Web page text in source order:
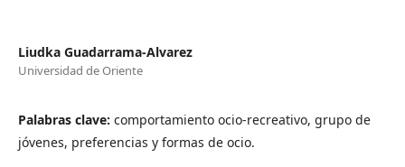
Liudka Guadarrama-Alvarez
Universidad de Oriente
Palabras clave: comportamiento ocio-recreativo, grupo de
jóvenes, preferencias y formas de ocio.